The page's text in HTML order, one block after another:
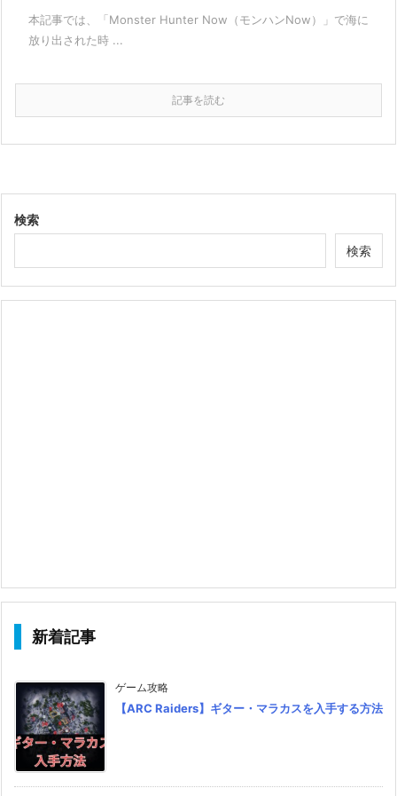
本記事では、「Monster Hunter Now（モンハンNow）」で海に
放り出された時 ...
記事を読む
検索
検索
新着記事
ゲーム攻略
【ARC Raiders】ギター・マラカスを入手する方法